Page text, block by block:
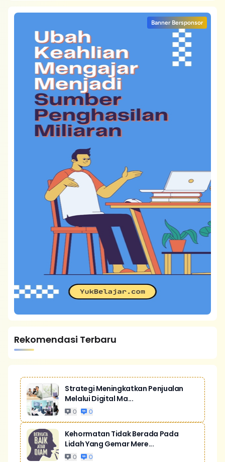
Banner Bersponsor
Rekomendasi Terbaru
Strategi Meningkatkan Penjualan
Melalui Digital Ma...
0 0
Kehormatan Tidak Berada Pada
Lidah Yang Gemar Mere...
0 0